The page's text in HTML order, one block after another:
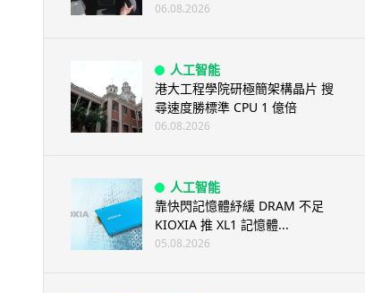
06.08.2026
人工智能
港大工程學院研極簡架構晶片 搜
尋速度勝標準 CPU 1 億倍
06.08.2026
人工智能
靠快閃記憶體紓緩 DRAM 不足
KIOXIA 推 XL1 記憶體...
05.08.2026